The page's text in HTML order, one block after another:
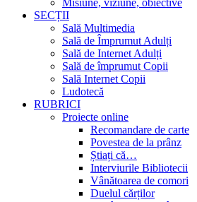
Misiune, viziune, obiective
SECȚII
Sală Multimedia
Sală de Împrumut Adulți
Sală de Internet Adulți
Sală de împrumut Copii
Sală Internet Copii
Ludotecă
RUBRICI
Proiecte online
Recomandare de carte
Povestea de la prânz
Știați că…
Interviurile Bibliotecii
Vânătoarea de comori
Duelul cărților